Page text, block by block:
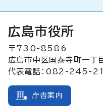
広島市役所
〒730-8586
広島市中区国泰寺町一
代表電話：082-245-
庁舎案内